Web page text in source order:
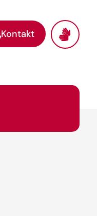
Kontakt